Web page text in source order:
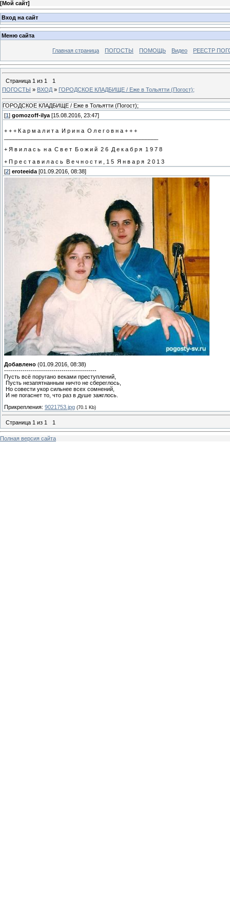
[Мой сайт]
Вход на сайт
Меню сайта
Главная страница ПОГОСТЫ ПОМОЩЬ Видео РЕЕСТР
Страница 1 из 1
1
ПОГОСТЫ » ВХОД » ГОРОДСКОЕ КЛАДБИЩЕ / Еже в Тольятти (Погост);
ГОРОДСКОЕ КЛАДБИЩЕ / Еже в Тольятти (Погост);
[1 ] gomozoff-ilya [15.08.2016, 23:47]
+ + + К а р м а л и т а И р и н а О л е г о в н а + + +
+ Я в и л а с ь н а С в е т Б о ж и й 2 6 Д е к а б р я 1 9 7 8
+ П р е с т а в и л а с ь В е ч н о с т и , 1 5 Я н в а р я 2 0 1 3
[2] eroteeida [01.09.2016, 08:38]
Добавлено (01.09.2016, 08:38)
---------------------------------------------
Пусть всё поругано веками преступлений,
Пусть незапятнанным ничто не сбереглось,
Но совести укор сильнее всех сомнений,
И не погаснет то, что раз в душе зажглось.
Прикрепления: 9021753.jpg (70.1 Kb)
Страница 1 из 1 1
Полная версия сайта